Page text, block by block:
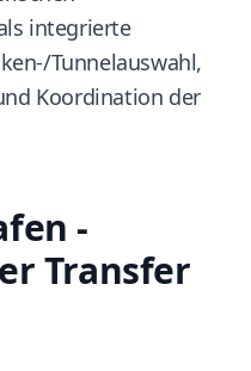
integrierte
Tunnelauswahl,
Koordination der
-
Transfer